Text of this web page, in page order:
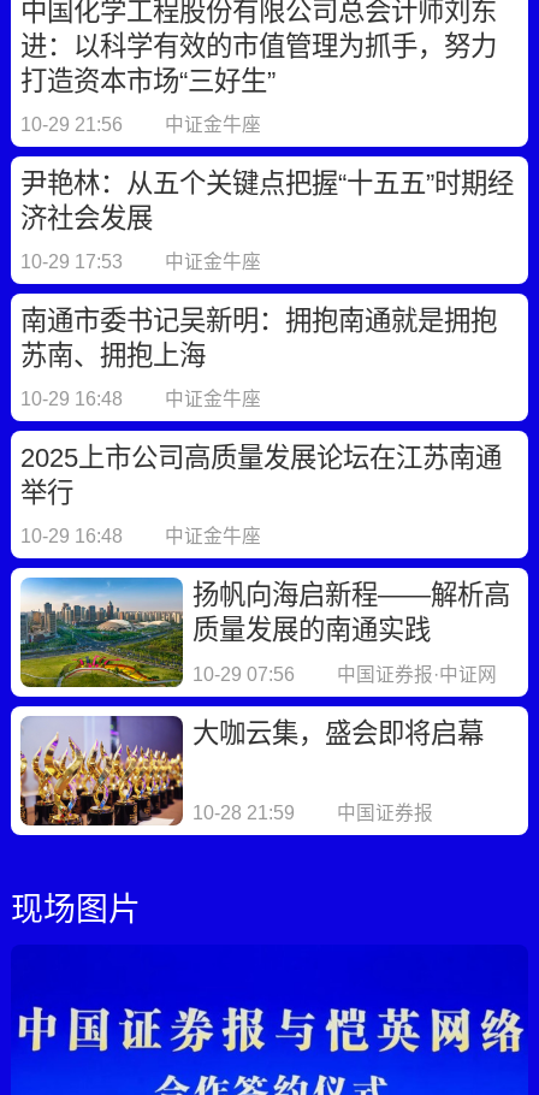
中国化学工程股份有限公司总会计师刘东
进：以科学有效的市值管理为抓手，努力
打造资本市场“三好生”
10-29 21:56 中证金牛座
尹艳林：从五个关键点把握“十五五”时期经
济社会发展
10-29 17:53 中证金牛座
南通市委书记吴新明：拥抱南通就是拥抱
苏南、拥抱上海
10-29 16:48 中证金牛座
2025上市公司高质量发展论坛在江苏南通
举行
10-29 16:48 中证金牛座
扬帆向海启新程——解析高
质量发展的南通实践
10-29 07:56 中国证券报·中证网
大咖云集，盛会即将启幕
10-28 21:59 中国证券报
现场图片